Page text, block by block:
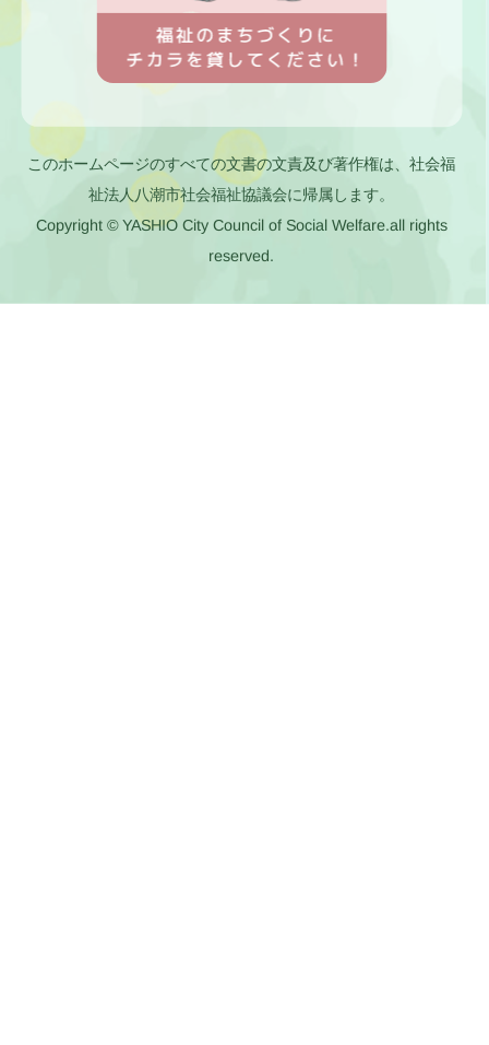
このホームページのすべての文書の文責及び著作権は、社会福
祉法人八潮市社会福祉協議会に帰属します。
Copyright © YASHIO City Council of Social Welfare.all rights
reserved.